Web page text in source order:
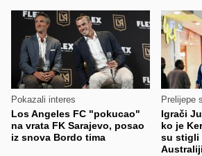
Pokazali interes
Los Angeles FC "pokucao"
na vrata FK Sarajevo, posao
iz snova Bordo tima
Prelijepe
Igrači
ko je
su stigli
Australiji